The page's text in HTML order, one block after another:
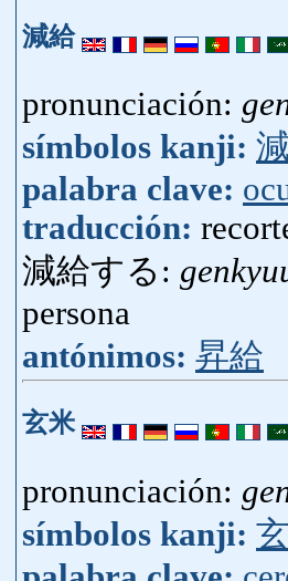
減給
pronunciación:
símbolos kanji:
palabra clave:
traducción:
減給する:
persona
antónimos: 昇給
玄米
pronunciación:
símbolos kanji: